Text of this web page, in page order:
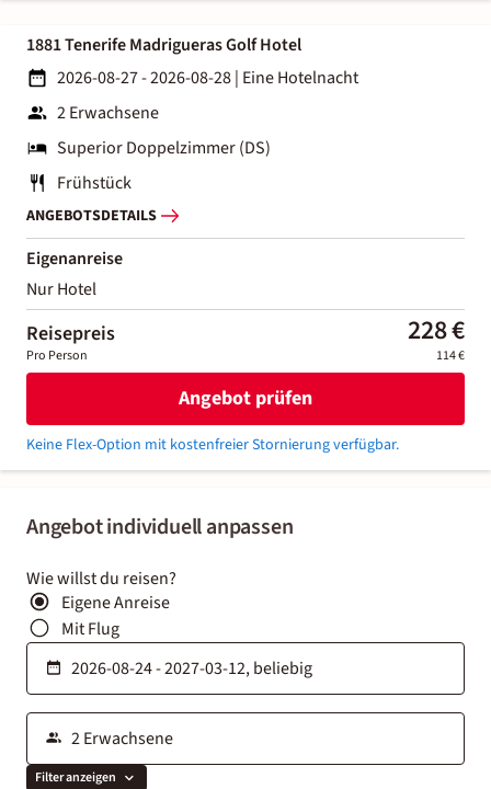
Angebot individuell anpassen
Wie willst du reisen?
Eigene Anreise
Mit Flug
Filter anzeigen
1881 Tenerife Madrigueras Golf Hotel
2026-08-27 - 2026-08-28| Eine Hotelnacht
2 Erwachsene
Superior Doppelzimmer (DS)
Frühstück
ANGEBOTSDETAILS
Eigenanreise
Nur Hotel
Reisepreis 228 €
Pro Person 114 €
Angebot prüfen
Keine Flex-Option mit kostenfreier Stornierung verfügbar.